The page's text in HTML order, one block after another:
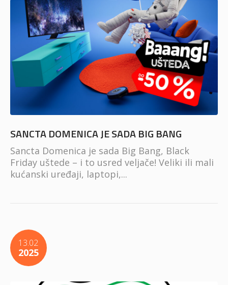
SANCTA DOMENICA JE SADA BIG BANG
Sancta Domenica je sada Big Bang, Black
Friday uštede – i to usred veljače! Veliki ili mali
kućanski uređaji, laptopi,...
13.02
2025